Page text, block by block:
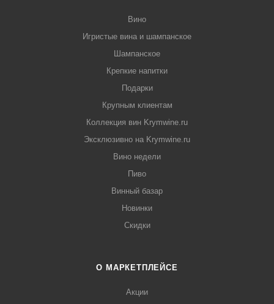
Вино
Игристые вина и шампанское
Шампанское
Крепкие напитки
Подарки
Крупным клиентам
Коллекция вин Krymwine.ru
Эксклюзивно на Krymwine.ru
Вино недели
Пиво
Винный базар
Новинки
Скидки
О МАРКЕТПЛЕЙСЕ
Акции